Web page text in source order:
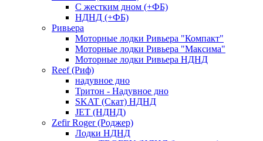
С жестким дном (+ФБ)
НДНД (+ФБ)
Ривьера
Моторные лодки Ривьера "Компакт"
Моторные лодки Ривьера "Максима"
Моторные лодки Ривьера НДНД
Reef (Риф)
надувное дно
Тритон - Надувное дно
SKAT (Скат) НДНД
JET (НДНД)
Zefir Roger (Роджер)
Лодки НДНД